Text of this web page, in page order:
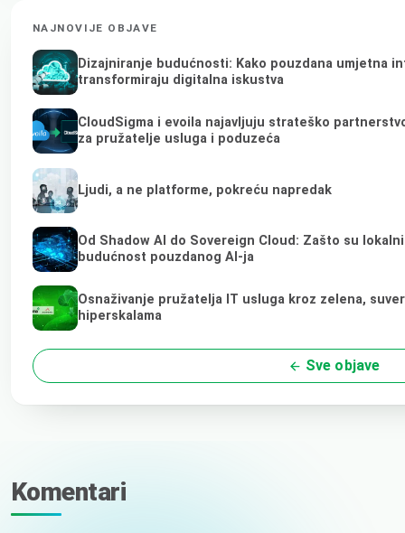
NAJNOVIJE OBJAVE
Dizajniranje budućnosti: Kako pouzdana umjetna
transformiraju digitalna iskustva
CloudSigma i evoila najavljuju strateško
za pružatelje usluga i poduzeća
Ljudi, a ne platforme, pokreću napredak
Od Shadow AI do Sovereign Cloud: Zašto su
budućnost pouzdanog AI-ja
Osnaživanje pružatelja IT usluga kroz zelena,
hiperskalama
Sve objave
Komentari